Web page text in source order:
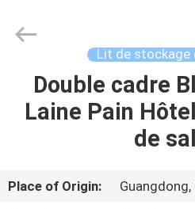
MAISON
VIDÉOS
Cara
Furniture
Lit de stockage
Double cadre
Laine Pain
de
Place of Origin:
Guangdong,